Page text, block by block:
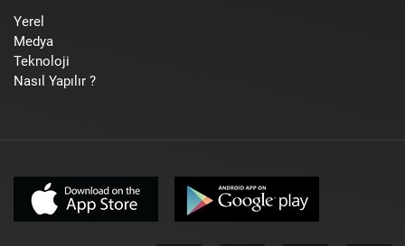
Yerel
Medya
Teknoloji
Nasıl Yapılır ?